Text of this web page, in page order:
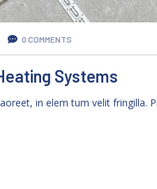
0 COMMENTS
Systems
in elem tum velit fringilla.